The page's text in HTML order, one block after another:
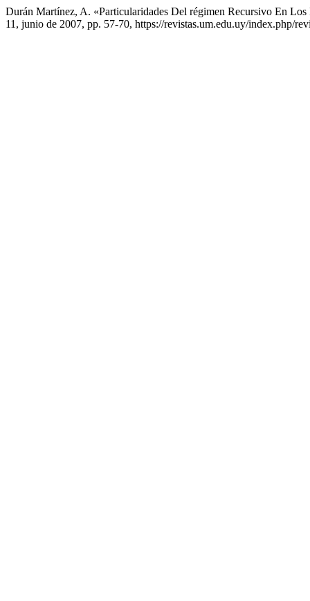
Durán Martínez, A. «Particularidades Del régimen Recursivo En
11, junio de 2007, pp. 57-70, https://revistas.um.edu.uy/index.php/